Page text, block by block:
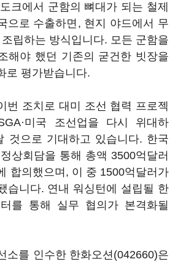
크에서 군함의 뼈대가 되는 철제
으로 수출하면, 현지 야드에서 무
립하는 방식입니다. 모든 군함을
해야 했던 기존의 굳건한 빗장을
로 평가받습니다.
번 조치로 대미 조선 협력 프로젝
미국 조선업을 다시 위대하
것으로 기대하고 있습니다. 한국
상회담을 통해 총액 3500억달러
합의했으며, 이 중 1500억달러가
습니다. 연내 워싱턴에 설립될 한
터를 통해 실무 협의가 본격화될
소를 인수한 한화오션(042660)은